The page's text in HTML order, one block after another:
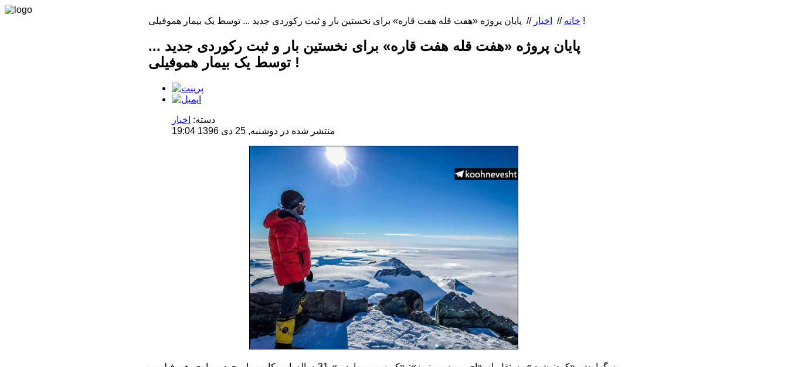
خانه // اخبار // پایان پروژه «هفت قله هفت قاره» برای نخستین بار و ثبت رکوردی جدید ... توسط یک بیمار هموفیلی !
پایان پروژه «هفت قله هفت قاره» برای نخستین بار و ثبت رکوردی جدید ...
توسط یک بیمار هموفیلی !
دسته: اخبار
منتشر شده در دوشنبه, 25 دی 1396 19:04